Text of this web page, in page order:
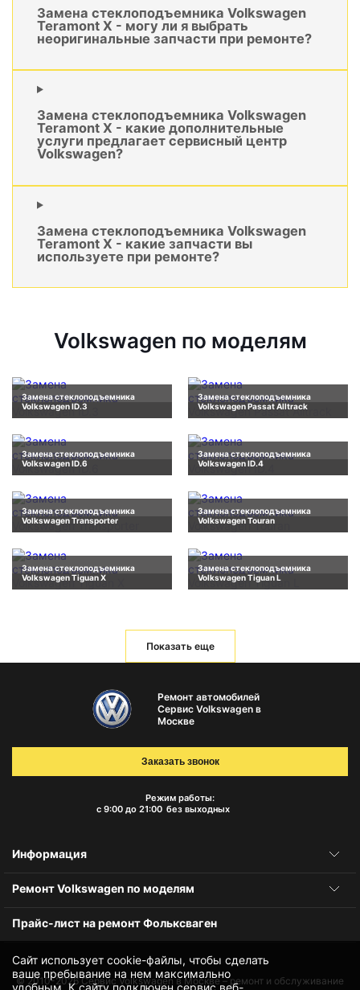
Замена стеклоподъемника Volkswagen
Teramont X - могу ли я выбрать
неоригинальные запчасти при ремонте?
Замена стеклоподъемника Volkswagen
Teramont X - какие дополнительные
услуги предлагает сервисный центр
Volkswagen?
Замена стеклоподъемника Volkswagen
Teramont X - какие запчасти вы
используете при ремонте?
Volkswagen по моделям
Замена стеклоподъемника
Volkswagen ID.3
Замена стеклоподъемника
Volkswagen Passat Alltrack
Замена стеклоподъемника
Volkswagen ID.6
Замена стеклоподъемника
Volkswagen ID.4
Замена стеклоподъемника
Volkswagen Transporter
Замена стеклоподъемника
Volkswagen Touran
Замена стеклоподъемника
Volkswagen Tiguan X
Замена стеклоподъемника
Volkswagen Tiguan L
Показать еще
Сайт использует cookie-файлы, чтобы сделать
ваше пребывание на нем максимально
удобным. К cайту подключен сервис веб-
Ремонт автомобилей
Сервис Volkswagen в
Москве
Режим работы:
с 9:00 до 21:00 без выходных
Заказать звонок
Информация
Ремонт Volkswagen по моделям
Прайс-лист на ремонт Фольксваген
© 2010-2026Сервис Volkswagen в Москве – ремонт и обслуживание